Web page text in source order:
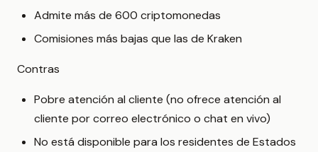
Admite más de 600 criptomonedas
Comisiones más bajas que las de Kraken
Contras
Pobre atención al cliente (no ofrece atención al
cliente por correo electrónico o chat en vivo)
No está disponible para los residentes de Estados